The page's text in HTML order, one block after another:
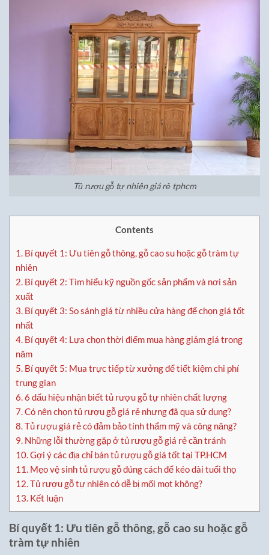
Tủ rượu gỗ tự nhiên giá rẻ tphcm
Contents
1. Bí quyết 1: Ưu tiên gỗ thông, gỗ cao su hoặc gỗ tràm tự
nhiên
2. Bí quyết 2: Tìm hiểu kỹ nguồn gốc sản phẩm và nơi sản
xuất
3. Bí quyết 3: So sánh giá từ nhiều cửa hàng để chọn giá tốt
nhất
4. Bí quyết 4: Lựa chọn thời điểm mua hàng giảm giá trong
năm
5. Bí quyết 5: Mua trực tiếp từ xưởng để tiết kiệm chi phí
trung gian
6.6 dấu hiệu nhận biết tủ rượu gỗ tự nhiên chất lượng
7.Có nên chọn tủ rượu gỗ giá rẻ nhưng đã qua sử dụng?
8.Tủ rượu giá rẻ có đảm bảo tính thẩm mỹ và công năng?
9. Những lỗi thường gặp ở tủ rượu gỗ giá rẻ cần tránh
10.Gợi ý các địa chỉ bán tủ rượu gỗ giá tốt tại TP.HCM
11. Mẹo vệ sinh tủ rượu gỗ đúng cách để kéo dài tuổi thọ
12.Tủ rượu gỗ tự nhiên có dễ bị mối mọt không?
13. Kết luận
Bí quyết 1: Ưu tiên gỗ thông, gỗ cao su hoặc gỗ
tràm tự nhiên